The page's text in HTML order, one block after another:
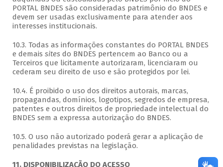
PORTAL BNDES são consideradas patrimônio do BNDES e
devem ser usadas exclusivamente para atender aos
interesses institucionais.
10.3. Todas as informações constantes do PORTAL BNDES
e demais sitesdo BNDES pertencem ao Banco ou a
Terceiros que licitamente autorizaram, licenciaram ou
cederam seu direito de uso e são protegidos por lei.
10.4. É proibido o uso dos direitos autorais, marcas,
propagandas, domínios, logotipos, segredos de empresa,
patentes e outros direitos de propriedade intelectual do
BNDES sem a expressa autorização do BNDES.
10.5. O uso não autorizado poderá gerar a aplicação de
penalidades previstas na legislação.
11. DISPONIBILIZAÇÃO DO ACESSO